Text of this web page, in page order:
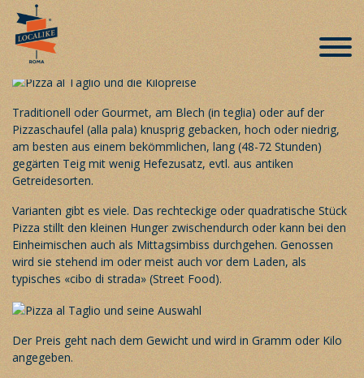
Pizza al taglio – das römische Street
Food par excellence
Veröffentlicht am 11. November 2018
Traditionell oder Gourmet, am Blech (in teglia) oder auf der
Pizzaschaufel (alla pala) knusprig gebacken, hoch oder niedrig,
am besten aus einem bekömmlichen, lang (48-72 Stunden)
gegärten Teig mit wenig Hefezusatz, evtl. aus antiken
Getreidesorten.
Varianten gibt es viele. Das rechteckige oder quadratische Stück
Pizza stillt den kleinen Hunger zwischendurch oder kann bei den
Einheimischen auch als Mittagsimbiss durchgehen. Genossen
wird sie stehend im oder meist auch vor dem Laden, als
typisches «cibo di strada» (Street Food).
Der Preis geht nach dem Gewicht und wird in Gramm oder Kilo
angegeben.